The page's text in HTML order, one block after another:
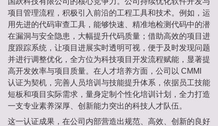
项目管理流程，积极引入前沿的工程工具和技术。例如，运
用先进的代码审查工具，能够快速、精准地检测代码中的潜
在漏洞与安全隐患，大幅提升代码质量；借助高效的项目进
度跟踪系统，让项目进展实时透明可视，便于及时发现问题
并进行调整优化，全方位为科技项目开发流程赋能，显著提
高开发效率与项目质量。在人才培养方面，公司以 CMMI
认证为契机，完善人员培训与技能提升体系，依据员工技能
短板和项目实际需求，量身定制个性化培训计划，全力打造
一支专业素养深厚、创新能力突出的科技人才队伍。
这一认证成果，在公司内部营造出规范、高效、创新的良好